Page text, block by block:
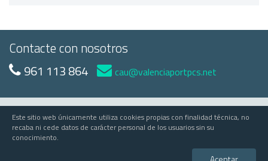
Contacte con nosotros
961 113 864 cau@valenciaportpcs.net
© 2023 Valenciaport
Valenciaport PCS
Edificio APV - Avda Muelle del Turia, s/n - 46024 Valencia
Este sitio web únicamente utiliza cookies propias con finalidad técnica, no
recaba ni cede datos de carácter personal de los usuarios sin su
conocimiento.